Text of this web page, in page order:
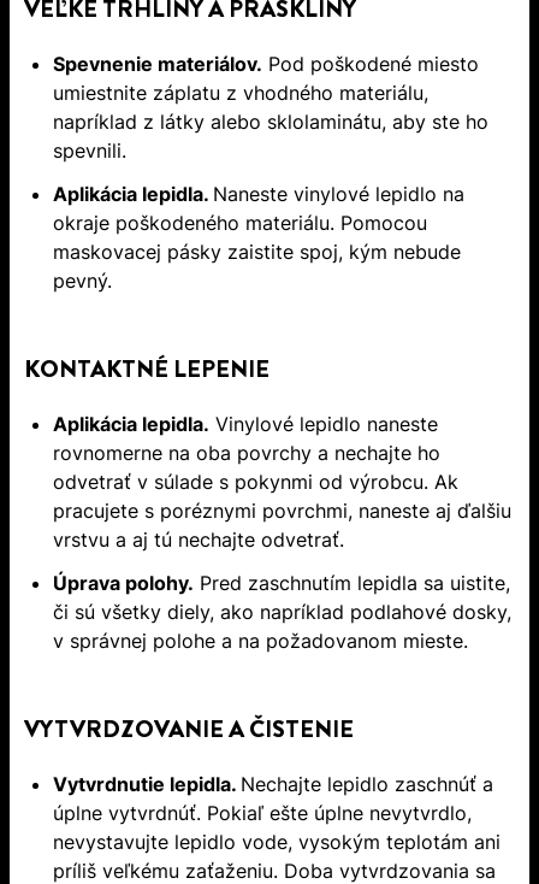
VEĽKÉ TRHLINY A PRASKLINY
Spevnenie materiálov. Pod poškodené miesto
umiestnite záplatu z vhodného materiálu,
napríklad z látky alebo sklolaminátu, aby ste ho
spevnili.
Aplikácia lepidla. Naneste vinylové lepidlo na
okraje poškodeného materiálu. Pomocou
maskovacej pásky zaistite spoj, kým nebude
pevný.
KONTAKTNÉ LEPENIE
Aplikácia lepidla. Vinylové lepidlo naneste
rovnomerne na oba povrchy a nechajte ho
odvetrať v súlade s pokynmi od výrobcu. Ak
pracujete s poréznymi povrchmi, naneste aj ďalšiu
vrstvu a aj tú nechajte odvetrať.
Úprava polohy. Pred zaschnutím lepidla sa uistite,
či sú všetky diely, ako napríklad podlahové dosky,
v správnej polohe a na požadovanom mieste.
VYTVRDZOVANIE A ČISTENIE
Vytvrdnutie lepidla. Nechajte lepidlo zaschnúť a
úplne vytvrdnúť. Pokiaľ ešte úplne nevytvrdlo,
nevystavujte lepidlo vode, vysokým teplotám ani
príliš veľkému zaťaženiu. Doba vytvrdzovania sa